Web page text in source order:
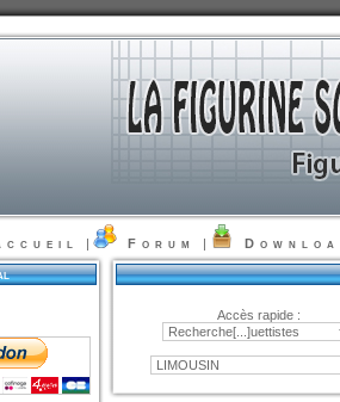
| Forum |
Accès rapide :